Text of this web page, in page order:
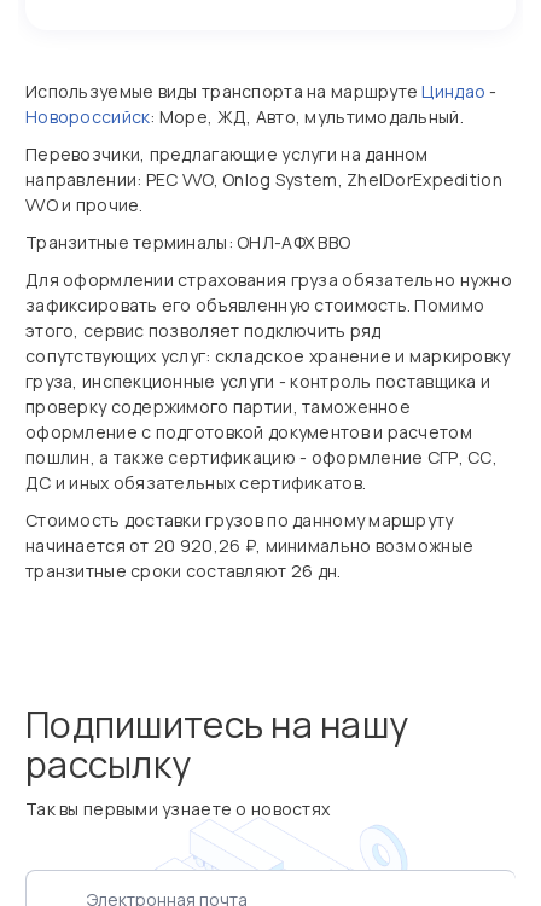
Используемые виды транспорта на маршрутеЦиндао -
Новороссийск: Море, ЖД, Авто, мультимодальный.
Перевозчики, предлагающие услуги на данном
направлении: PEC VVO, Onlog System, ZhelDorExpedition
VVO и прочие.
Транзитные терминалы: ОНЛ-АФХ ВВО
Для оформлении страхования груза обязательно нужно
зафиксировать его объявленную стоимость. Помимо
этого, сервис позволяет подключить ряд
сопутствующих услуг: складское хранение и маркировку
груза, инспекционные услуги - контроль поставщика и
проверку содержимого партии, таможенное
оформление с подготовкой документов и расчетом
пошлин, а также сертификацию - оформление СГР, СС,
ДС и иных обязательных сертификатов.
Стоимость доставки грузов по данному маршруту
начинается от 20 920,26 ₽, минимально возможные
транзитные сроки составляют 26 дн.
Подпишитесь на нашу
рассылку
Так вы первыми узнаете о новостях